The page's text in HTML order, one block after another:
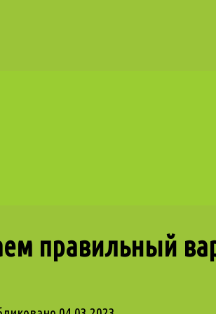
правильный